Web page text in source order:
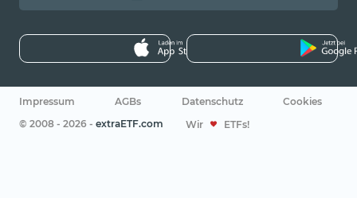
Impressum AGBs Datenschutz
Cookies
© 2008 - 2026 - extraETF.com Wir ETFs!